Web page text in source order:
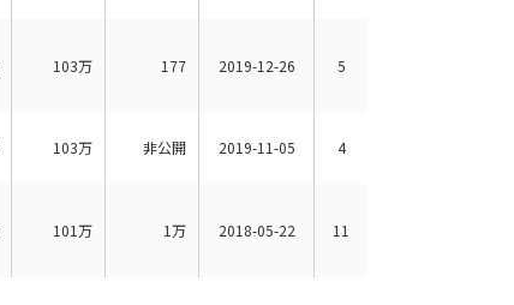
103万 177 2019-12-26 5
103万 非公開 2019-11-05 4
101万 1万 2018-05-22 11